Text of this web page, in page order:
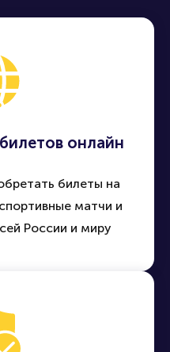
онлайн
билеты на
матчи и
России и миру